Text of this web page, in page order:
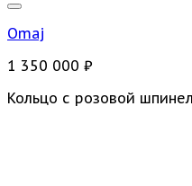
Omaj
1 350 000 ₽
Кольцо с розовой